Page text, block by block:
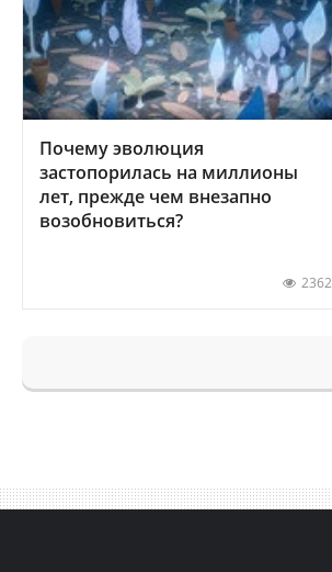
Почему эволюция
застопорилась на миллионы
лет, прежде чем внезапно
возобновиться?
2362